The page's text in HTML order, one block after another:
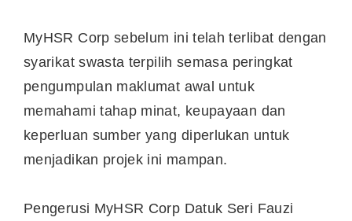
MyHSR Corp sebelum ini telah terlibat dengan
syarikat swasta terpilih semasa peringkat
pengumpulan maklumat awal untuk
memahami tahap minat, keupayaan dan
keperluan sumber yang diperlukan untuk
menjadikan projek ini mampan.
Pengerusi MyHSR Corp Datuk Seri Fauzi